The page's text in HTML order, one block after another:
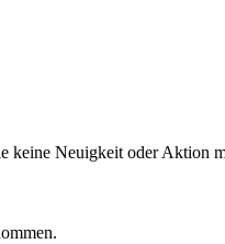
keine Neuigkeit oder Aktion